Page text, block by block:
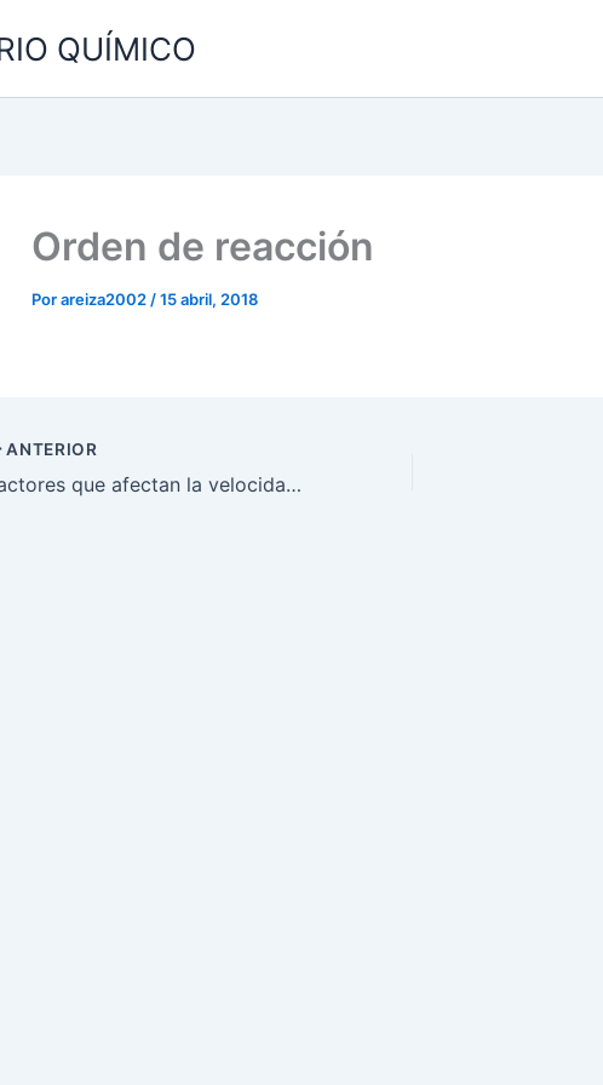
QUÍMICO
Orden de reacción
Porareiza2002 /15 abril, 2018
ANTERIOR
Factores que afectan la velocidad de reacción